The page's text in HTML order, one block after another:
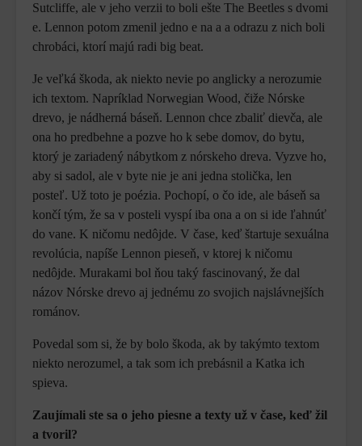
Sutcliffe, ale v jeho verzii to boli ešte The Beetles s dvomi
e. Lennon potom zmenil jedno e na a a odrazu z nich boli
chrobáci, ktorí majú radi big beat.
Je veľká škoda, ak niekto nevie po anglicky a nerozumie
ich textom. Napríklad Norwegian Wood, čiže Nórske
drevo, je nádherná báseň. Lennon chce zbaliť dievča, ale
ona ho predbehne a pozve ho k sebe domov, do bytu,
ktorý je zariadený nábytkom z nórskeho dreva. Vyzve ho,
aby si sadol, ale v byte nie je ani jedna stolička, len
posteľ. Už toto je poézia. Pochopí, o čo ide, ale báseň sa
končí tým, že sa v posteli vyspí iba ona a on si ide ľahnúť
do vane. K ničomu nedôjde. V čase, keď štartuje sexuálna
revolúcia, napíše Lennon pieseň, v ktorej k ničomu
nedôjde. Murakami bol ňou taký fascinovaný, že dal
názov Nórske drevo aj jednému zo svojich najslávnejších
románov.
Povedal som si, že by bolo škoda, ak by takýmto textom
niekto nerozumel, a tak som ich prebásnil a Katka ich
spieva.
Zaujímali ste sa o jeho piesne a texty už v čase, keď žil
a tvoril?